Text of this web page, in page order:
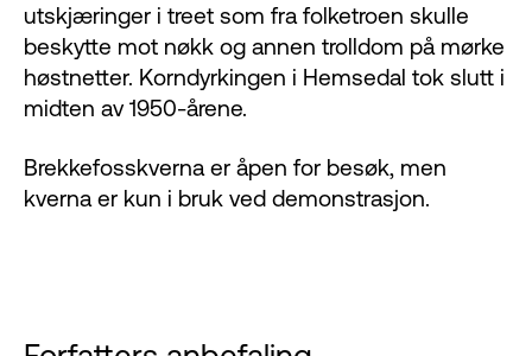
utskjæringer i treet som fra folketroen skulle
beskytte mot nøkk og annen trolldom på mørke
høstnetter. Korndyrkingen i Hemsedal tok slutt i
midten av 1950-årene.
Brekkefosskverna er åpen for besøk, men
kverna er kun i bruk ved demonstrasjon.